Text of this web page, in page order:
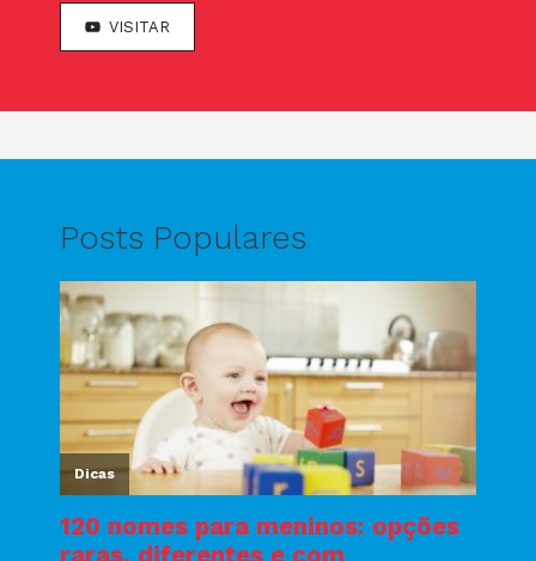
VISITAR
Posts Populares